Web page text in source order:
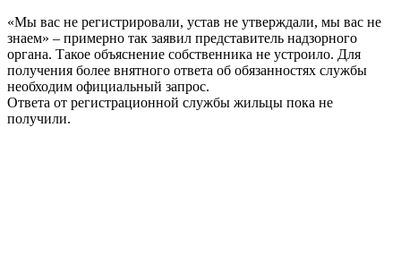
«Мы вас не регистрировали, устав не утверждали, мы вас не
знаем» – примерно так заявил представитель надзорного
органа. Такое объяснение собственника не устроило. Для
получения более внятного ответа об обязанностях службы
необходим официальный запрос.
Ответа от регистрационной службы жильцы пока не
получили.